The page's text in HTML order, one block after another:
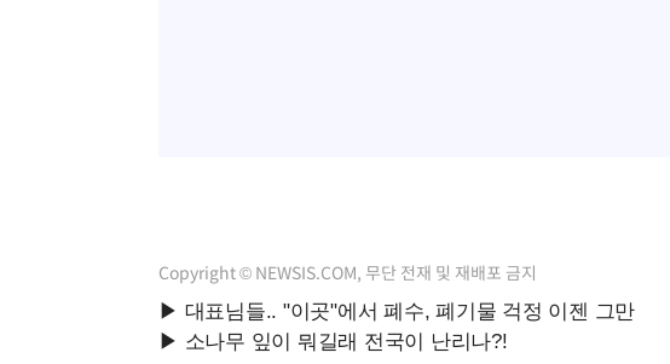
Copyright © NEWSIS.COM, 무단 전재 및 재배포 금지